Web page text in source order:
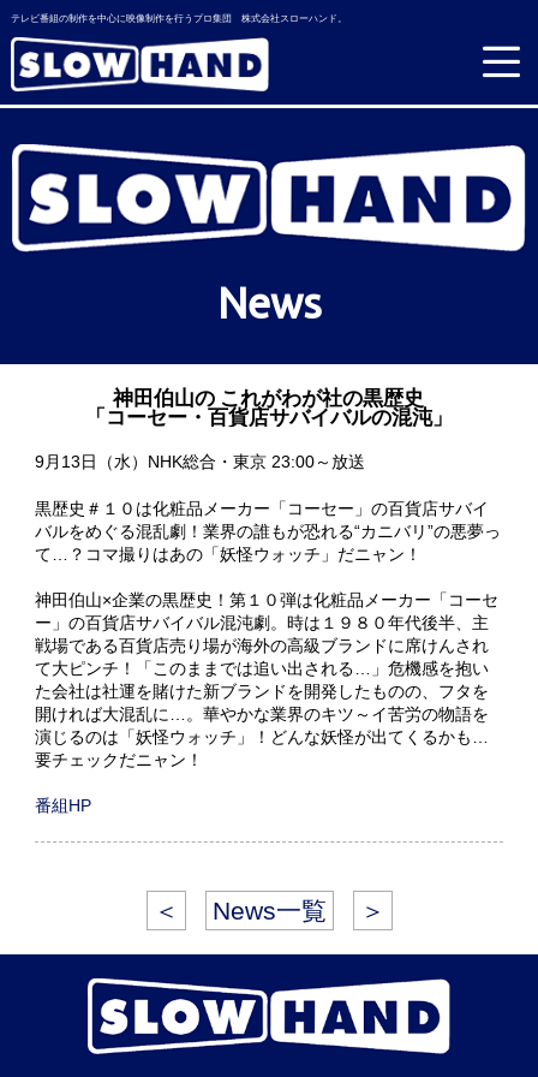
テレビ番組の制作を中心に映像制作を行うプロ集団 株式会社スローハンド。
News
神田伯山の これがわが社の黒歴史
「コーセー・百貨店サバイバルの混沌」
9月13日（水）NHK総合・東京 23:00～放送
黒歴史＃１０は化粧品メーカー「コーセー」の百貨店サバイ
バルをめぐる混乱劇！業界の誰もが恐れる“カニバリ”の悪夢っ
て…？コマ撮りはあの「妖怪ウォッチ」だニャン！
神田伯山×企業の黒歴史！第１０弾は化粧品メーカー「コーセ
ー」の百貨店サバイバル混沌劇。時は１９８０年代後半、主
戦場である百貨店売り場が海外の高級ブランドに席けんされ
て大ピンチ！「このままでは追い出される…」危機感を抱い
た会社は社運を賭けた新ブランドを開発したものの、フタを
開ければ大混乱に…。華やかな業界のキツ～イ苦労の物語を
演じるのは「妖怪ウォッチ」！どんな妖怪が出てくるかも…
要チェックだニャン！
番組HP
＜ News一覧 ＞